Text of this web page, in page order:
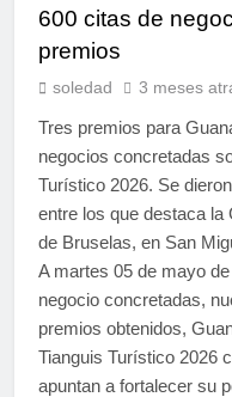
600 citas de
premios
soledad 3 meses
Tres premios para
negocios concretadas
Turístico 2026. Se
entre los que destaca la
de Bruselas, en San
A martes 05 de mayo
negocio concretadas,
premios obtenidos,
Tianguis Turístico 2026
apuntan a fortalecer su